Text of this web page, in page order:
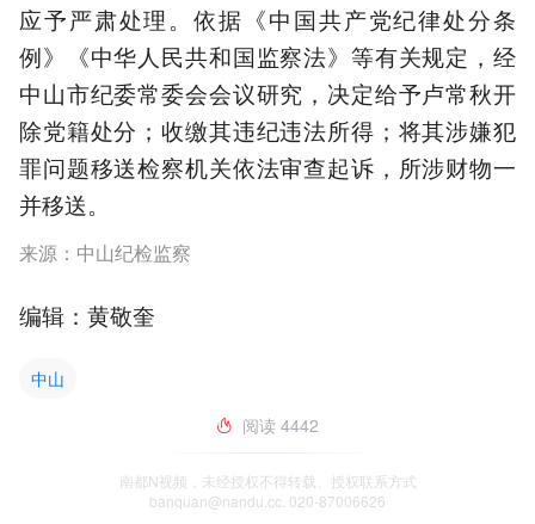
应予严肃处理。依据《中国共产党纪律处分条
例》《中华人民共和国监察法》等有关规定，经
中山市纪委常委会会议研究，决定给予卢常秋开
除党籍处分；收缴其违纪违法所得；将其涉嫌犯
罪问题移送检察机关依法审查起诉，所涉财物一
并移送。
来源：中山纪检监察
编辑：黄敬奎
中山
阅读 4442
南都N视频，未经授权不得转载、授权联系方式
banquan@nandu.cc. 020-87006626